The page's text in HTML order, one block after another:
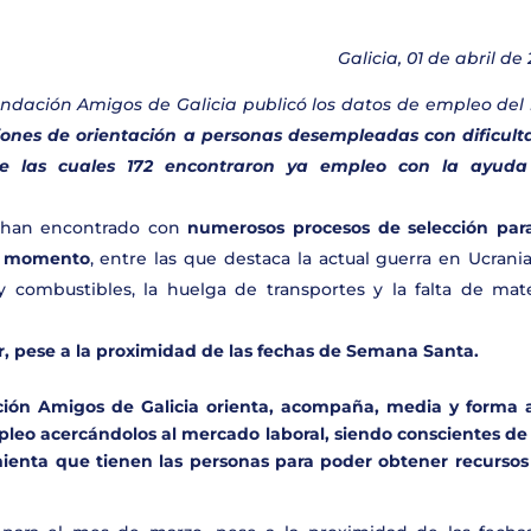
Galicia, 01 de abril de
Amigos de Galicia publicó los datos de empleo del
de orientación a personas desempleadas con
las cuales 172 encontraron ya empleo con la
encontrado con numerosos procesos de selección
, entre las que destaca la actual guerra en
combustibles, la huelga de transportes y la falta de
pese a la proximidad de las fechas de Semana Santa.
Amigos de Galicia orienta, acompaña, media y forma
acercándolos al mercado laboral, siendo conscientes
que tienen las personas para poder obtener